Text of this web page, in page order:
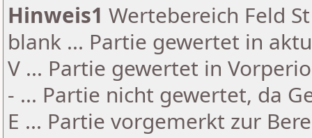
Hinweis1 Wertebereich Feld
blank ... Partie gewertet in
V ... Partie gewertet in
- ... Partie nicht gewertet, da
E ... Partie vorgemerkt zur